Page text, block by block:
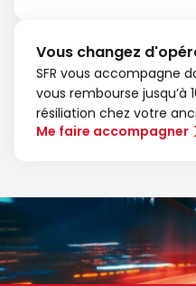
Vous changez
SFR vous accompagne
vous rembourse jusqu’à
résiliation chez votre
Me faire accompagner